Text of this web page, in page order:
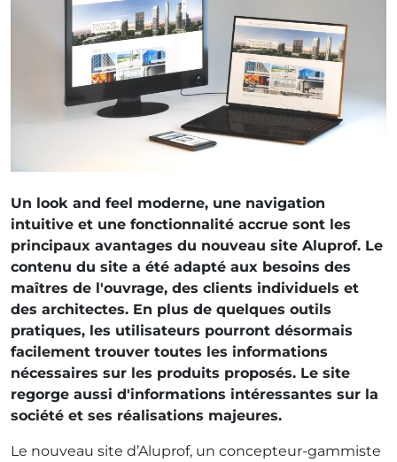
Un look and feel moderne, une navigation
intuitive et une fonctionnalité accrue sont les
principaux avantages du nouveau site Aluprof. Le
contenu du site a été adapté aux besoins des
maîtres de l'ouvrage, des clients individuels et
des architectes. En plus de quelques outils
pratiques, les utilisateurs pourront désormais
facilement trouver toutes les informations
nécessaires sur les produits proposés. Le site
regorge aussi d'informations intéressantes sur la
société et ses réalisations majeures.
Le nouveau site d’Aluprof, un concepteur-gammiste